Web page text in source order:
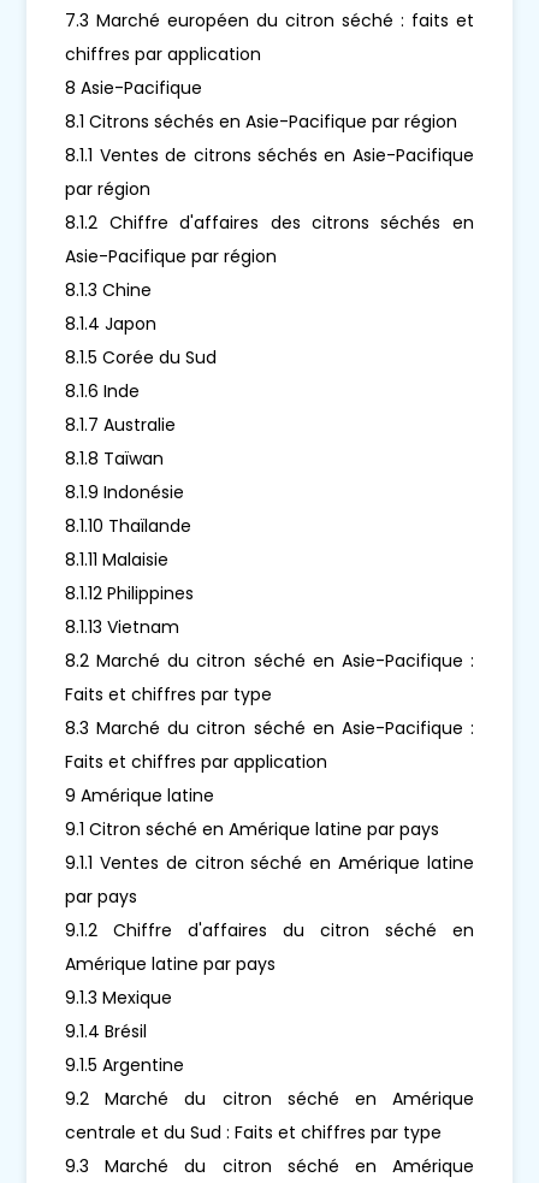
7.3 Marché européen du citron séché : faits et
chiffres par application
8 Asie-Pacifique
8.1 Citrons séchés en Asie-Pacifique par région
8.1.1 Ventes de citrons séchés en Asie-Pacifique
par région
8.1.2 Chiffre d'affaires des citrons séchés en
Asie-Pacifique par région
8.1.3 Chine
8.1.4 Japon
8.1.5 Corée du Sud
8.1.6 Inde
8.1.7 Australie
8.1.8 Taïwan
8.1.9 Indonésie
8.1.10 Thaïlande
8.1.11 Malaisie
8.1.12 Philippines
8.1.13 Vietnam
8.2 Marché du citron séché en Asie-Pacifique :
Faits et chiffres par type
8.3 Marché du citron séché en Asie-Pacifique :
Faits et chiffres par application
9 Amérique latine
9.1 Citron séché en Amérique latine par pays
9.1.1 Ventes de citron séché en Amérique latine
par pays
9.1.2 Chiffre d'affaires du citron séché en
Amérique latine par pays
9.1.3 Mexique
9.1.4 Brésil
9.1.5 Argentine
9.2 Marché du citron séché en Amérique
centrale et du Sud : Faits et chiffres par type
9.3 Marché du citron séché en Amérique